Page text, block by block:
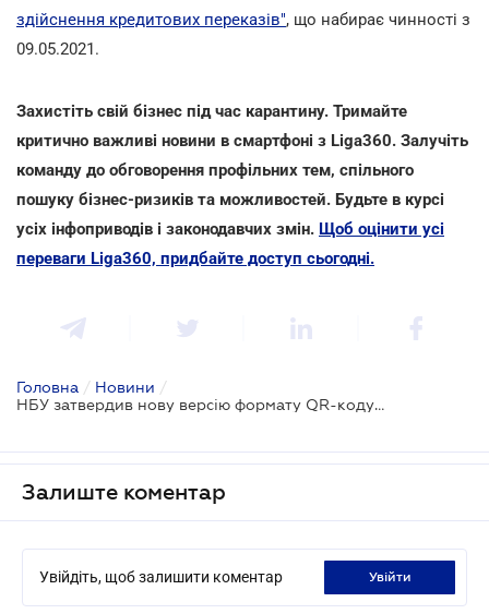
здійснення кредитових переказів", що набирає чинності з
09.05.2021.
Захистіть свій бізнес під час карантину. Тримайте
критично важливі новини в смартфоні з Liga360. Залучіть
команду до обговорення профільних тем, спільного
пошуку бізнес-ризиків та можливостей. Будьте в курсі
усіх інфоприводів і законодавчих змін. Щоб оцінити усі
переваги Liga360, придбайте доступ сьогодні.
Головна / Новини /
НБУ затвердив нову версію формату QR-коду для розрахунків
Залиште коментар
Увійдіть, щоб залишити коментар увійти